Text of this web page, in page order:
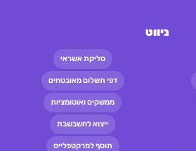
ניווט
סליקת אשראי
דפי תשלום מאובטחים
ממשקים ואוטומציות
ייצוא לחשבשבת
תוסף למרקטפלייס